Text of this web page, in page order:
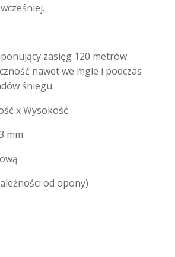
zasięg 120 metrów.
nawet we mgle i podczas
śniegu.
x Wysokość
mm
od opony)